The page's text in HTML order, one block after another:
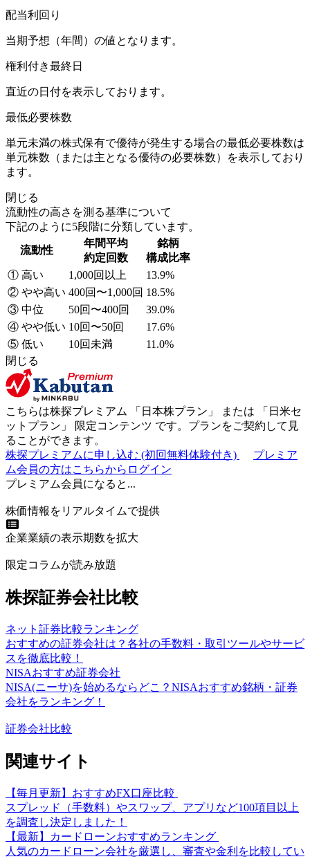
配当利回り
当期予想（年間）の値となります。
権利付き最終日
直近の日付を表示しております。
最低必要株数
単元未満の株式保有で優待が発生する場合の最低必要株数は
単元株数（または主となる優待の必要株数）を表示しており
ます。
閉じる
流動性の高さを測る基準について
下記のように5段階に分類しています。
流動性
年間平均
約定回数
銘柄
構成比率
① 高い
1,000回以上
13.9%
② やや高い 400回〜1,000回 18.5%
③ 中位
50回〜400回
39.0%
④ やや低い 10回〜50回
17.6%
⑤ 低い
10回未満
11.0%
閉じる
こちらは株探プレミアム 「 日本株プラン 」 または 「 日米セ
ットプラン 」 限定コンテンツ です。プランをご契約して見
ることができます。
株探プレミアムに申し込む (初回無料体験付き)
プレミア
ム会員の方はこちらからログイン
プレミアム会員になると...
株価情報をリアルタイムで提供
企業業績の表示期数を拡大
限定コラムが読み放題
株探証券会社比較
ネット証券比較ランキング
おすすめの証券会社は？各社の手数料・取引ツールやサービ
スを徹底比較！
NISAおすすめ証券会社
NISA(ニーサ)を始めるならどこ？NISAおすすめ銘柄・証券
会社をランキング！
証券会社比較
関連サイト
【毎月更新】おすすめFX口座比較
スプレッド（手数料）やスワップ、アプリなど100項目以上
を調査し決定しました！
【最新】カードローンおすすめランキング
人気のカードローン会社を厳選し、審査や金利を比較してい